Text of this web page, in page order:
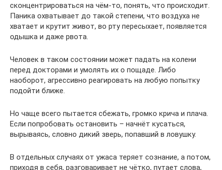
сконцентрироваться на чём-то, понять, что происходит.
Паника охватывает до такой степени, что воздуха не
хватает и крутит живот, во рту пересыхает, появляется
одышка и даже рвота.
Человек в таком состоянии может падать на колени
перед докторами и умолять их о пощаде. Либо
наоборот, агрессивно реагировать на любую попытку
подойти ближе.
Но чаще всего пытается сбежать, громко крича и плача.
Если попробовать остановить – начнёт кусаться,
вырываясь, словно дикий зверь, попавший в ловушку.
В отдельных случаях от ужаса теряет сознание, а потом,
приходя в себя, разговаривает не чётко, путает слова,